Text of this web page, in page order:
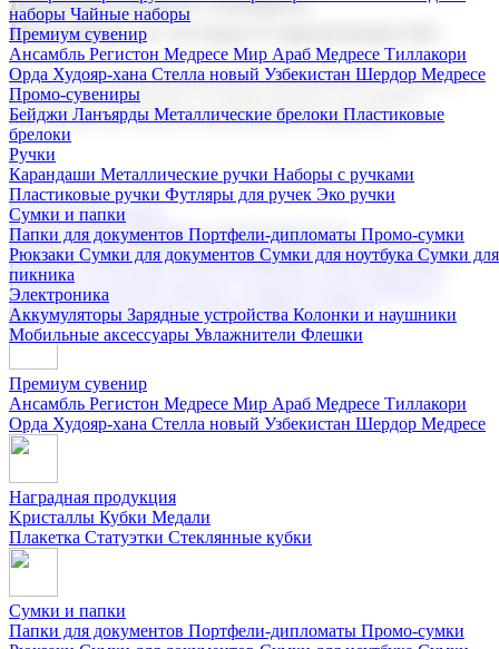
наборы Чайные наборы
Премиум сувенир
Ансамбль Регистон Медресе Мир Араб Медресе Тиллакори
Орда Худояр-хана Стелла новый Узбекистан Шердор Медресе
Промо-сувениры
Бейджи Ланъярды Металлические брелоки Пластиковые
брелоки
Ручки
Карандаши Металлические ручки Наборы с ручками
Пластиковые ручки Футляры для ручек Эко ручки
Сумки и папки
Папки для документов Портфели-дипломаты Промо-сумки
Рюкзаки Сумки для документов Сумки для ноутбука Сумки для
пикника
Электроника
Аккумуляторы Зарядные устройства Колонки и наушники
Мобильные аксессуары Увлажнители Флешки
Поставка со склада и производство
Мы предлагаем широкий выбор корпоративных подарков и
сувениров с логотипом. В нашем каталоге вы найдете
продукцию для бизнеса, мероприятия и клиентов.
Подарочные наборы
Бизнес наборыКофейные наборы Кошельки
Наборы из кожиНаборы ручекНаборы с аккумуляторами
Наборы с бутылками для воды
Наборы с ежедневниками
Наборы с кружками
флешкамиНовогодние наборыЧайные наборы
Премиум сувенир
Ансамбль Регистон Медресе Мир Араб Медресе Тиллакори
Орда Худояр-хана Стелла новый Узбекистан Шердор Медресе
Наградная продукция
Kристаллы Кубки Медали
Плакетка Статуэтки Стеклянные кубки
Сумки и папки
Папки для документов Портфели-дипломаты Промо-сумки